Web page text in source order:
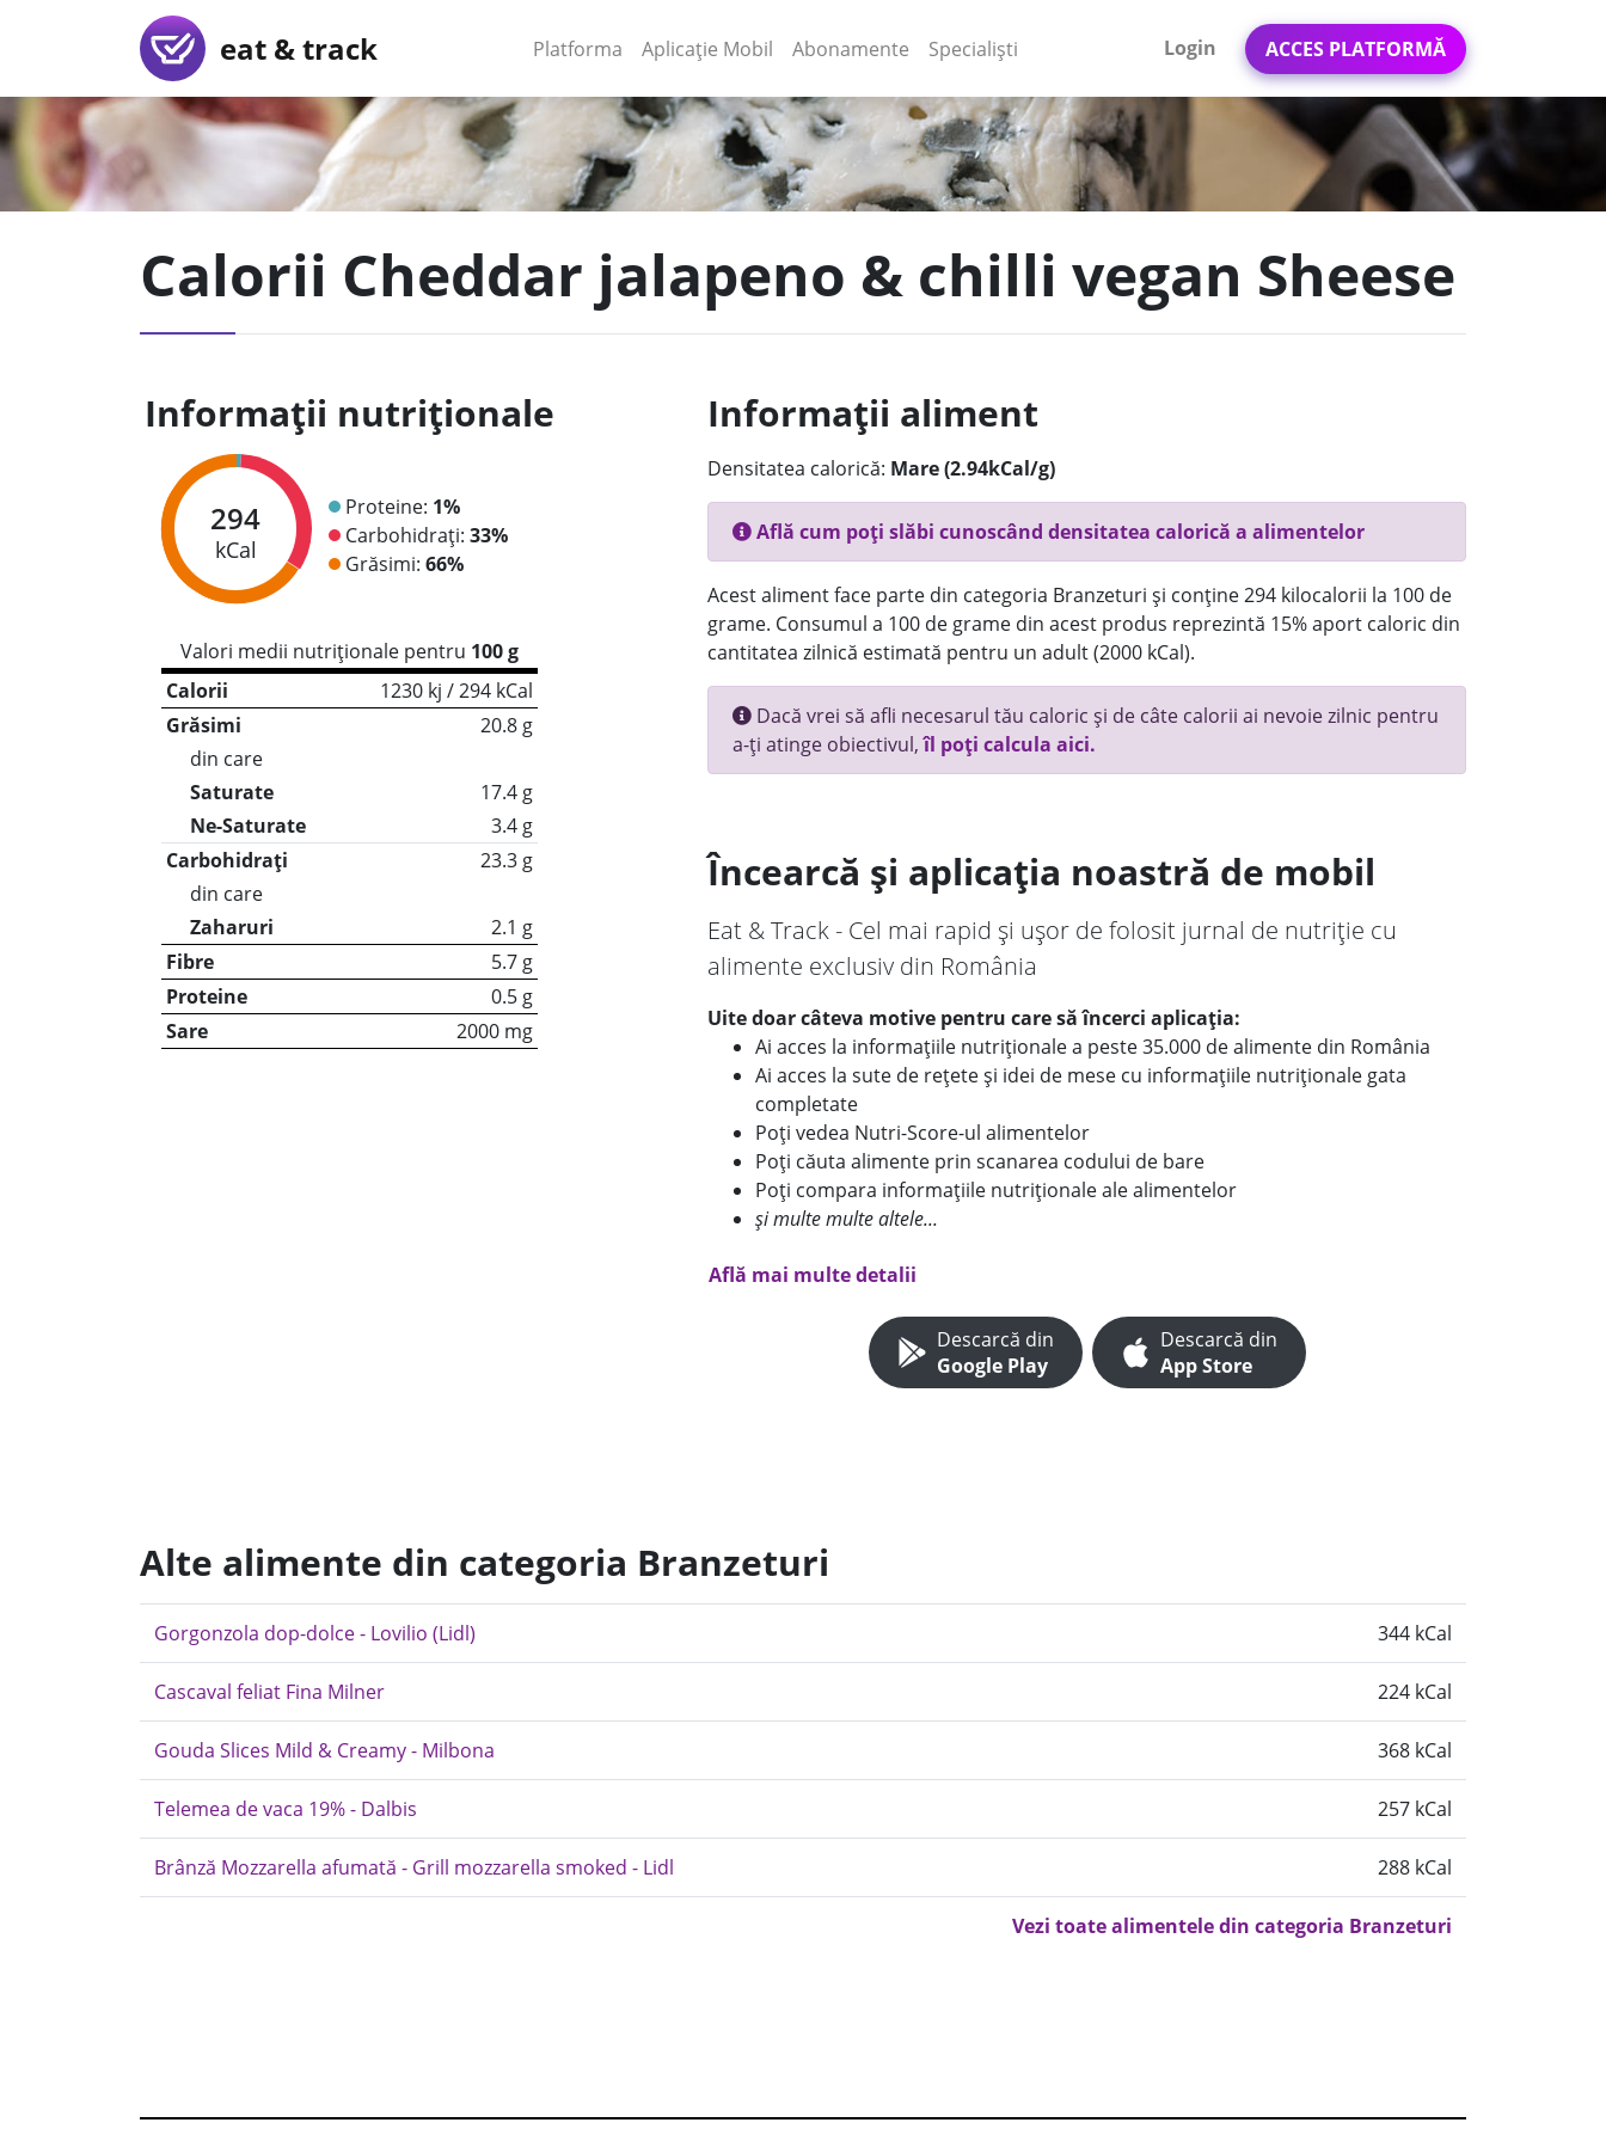
eat & track Platforma (current)
Aplicație Mobil (current)
Abonamente Specialiști Login ACCES PLATFORMĂ
Calorii Cheddar jalapeno & chilli vegan Sheese
Informații nutriționale
294
kCal
Proteine: 1%
Carbohidrați: 33%
Grăsimi: 66%
Valori medii nutriționale pentru 100 g
Calorii
1230 kj / 294 kCal
Grăsimi
20.8 g
din care
Saturate
17.4 g
Ne-Saturate
3.4 g
Carbohidrați
23.3 g
din care
Zaharuri
2.1 g
Fibre
5.7 g
Proteine
0.5 g
Sare
2000 mg
Informații aliment
Densitatea calorică: Mare (2.94kCal/g)
Află cum poți slăbi cunoscând densitatea calorică a alimentelor
Acest aliment face parte din categoria Branzeturi și conține 294 kilocalorii la 100 de
grame. Consumul a 100 de grame din acest produs reprezintă 15% aport caloric din
cantitatea zilnică estimată pentru un adult (2000 kCal).
Dacă vrei să afli necesarul tău caloric și de câte calorii ai nevoie zilnic pentru
a-ți atinge obiectivul,îl poți calcula aici.
Încearcă și aplicația noastră de mobil
Eat & Track - Cel mai rapid și ușor de folosit jurnal de nutriție cu
alimente exclusiv din România
Uite doar câteva motive pentru care să încerci aplicația:
Ai acces la informațiile nutriționale a peste 35.000 de alimente din România
Ai acces la sute de rețete și idei de mese cu informațiile nutriționale gata
completate
Poți vedea Nutri-Score-ul alimentelor
Poți căuta alimente prin scanarea codului de bare
Poți compara informațiile nutriționale ale alimentelor
și multe multe altele...
Află mai multe detalii
Descarcă din
Google Play
Descarcă din
App Store
Alte alimente din categoria Branzeturi
Gorgonzola dop-dolce - Lovilio (Lidl) 344 kCal
Cascaval feliat Fina Milner 224 kCal
Gouda Slices Mild & Creamy - Milbona 368 kCal
Telemea de vaca 19% - Dalbis 257 kCal
Brânză Mozzarella afumată - Grill mozzarella smoked - Lidl 288 kCal
Vezi toate alimentele din categoria Branzeturi